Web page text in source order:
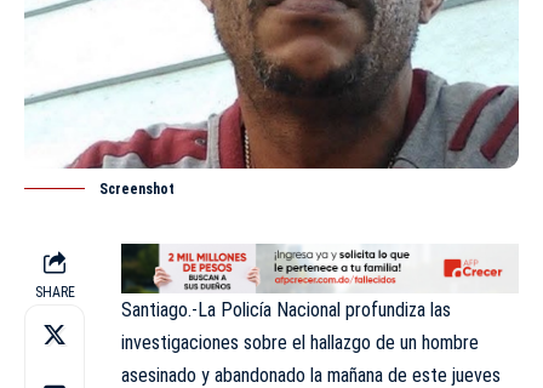
Screenshot
SHARE
Santiago.-La Policía Nacional profundiza las
investigaciones sobre el hallazgo de un hombre
asesinado y abandonado la mañana de este jueves